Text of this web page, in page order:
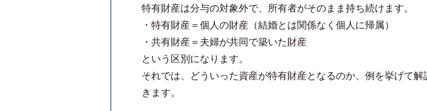
特有財産は分与の対象外で、所有者がそのまま持ち続けます。
・特有財産＝個人の財産（結婚とは関係なく個人に帰属）
・共有財産＝夫婦が共同で築いた財産
という区別になります。
それでは、どういった資産が特有財産となるのか、例を挙げて解
きます。